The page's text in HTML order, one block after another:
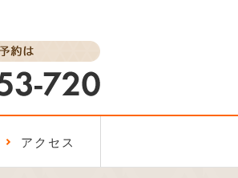
アクセス